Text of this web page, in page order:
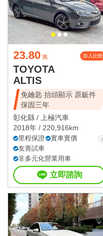
23.80 萬 加入比較
TOYOTA
ALTIS
免鑰匙 抬頭顯示 原鈑件
保固三年
彰化縣 /
上極汽車
2018年 / 220,916km
里程保證
實車實價
友善試車
非多元化營業用車
立即諮詢